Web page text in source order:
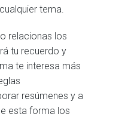
tema.
relacionas los
tu recuerdo y
te interesa más
resúmenes y a
esta forma los